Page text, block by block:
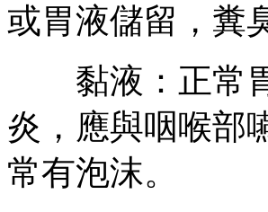
或胃液儲留，糞
黏液：正常胃
炎，應與咽喉部
常有泡沫。